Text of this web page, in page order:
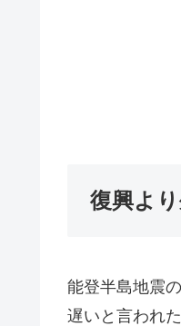
復興よ
能登半島地震
遅いと言われ